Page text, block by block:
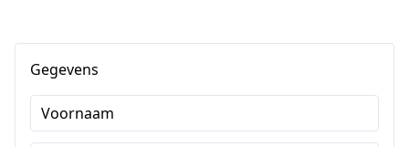
Gegevens
Voornaam